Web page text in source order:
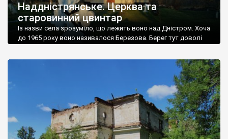
Наддністрянське. Церква та
старовинний цвинтар
Із назви села зрозуміло, що лежить воно над Дністром. Хоча
до 1965 року воно називалося Березова. Берег тут доволі
Наддністрянське відрізняється від більшості навколишніх
сіл. У селі є мурована Михайлівська церква. Точної дати […]